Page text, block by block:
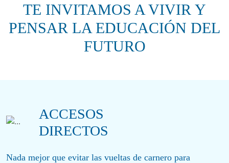
TE INVITAMOS A VIVIR Y
PENSAR LA EDUCACIÓN DEL
FUTURO
ACCESOS
DIRECTOS
Nada mejor que evitar las vueltas de carnero para